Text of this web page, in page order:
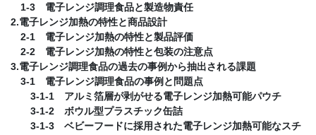
1-3 電子レンジ調理食品と製造物責任
2.電子レンジ加熱の特性と商品設計
2-1 電子レンジ加熱の特性と製品評価
2-2 電子レンジ加熱の特性と包装の注意点
3.電子レンジ調理食品の過去の事例から抽出される課題
3-1 電子レンジ調理食品の事例と問題点
3-1-1 アルミ箔層が剥がせる電子レンジ加熱可能パウチ
3-1-2 ボウル型プラスチック缶詰
3-1-3 ベビーフードに採用された電子レンジ加熱可能なスチ